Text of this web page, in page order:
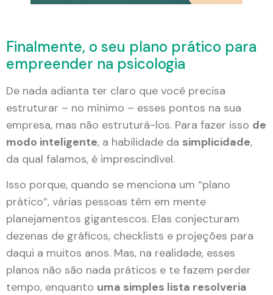
Finalmente, o seu plano prático para
empreender na psicologia
De nada adianta ter claro que você precisa
estruturar – no mínimo – esses pontos na sua
empresa, mas não estruturá-los. Para fazer isso de
modo inteligente, a habilidade da simplicidade,
da qual falamos, é imprescindível.
Isso porque, quando se menciona um “plano
prático”, várias pessoas têm em mente
planejamentos gigantescos. Elas conjecturam
dezenas de gráficos, checklists e projeções para
daqui a muitos anos. Mas, na realidade, esses
planos não são nada práticos e te fazem perder
tempo, enquanto uma simples lista resolveria